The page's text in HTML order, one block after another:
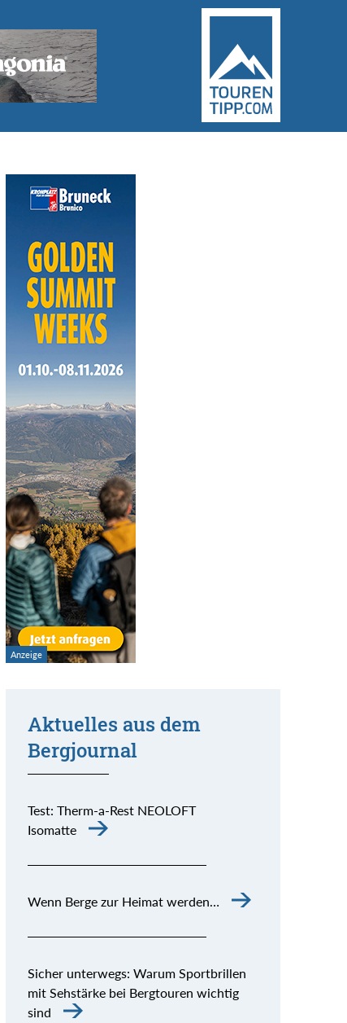
Aktuelles aus dem
Bergjournal
Test: Therm-a-Rest NEOLOFT
Isomatte
Wenn Berge zur Heimat werden…
Sicher unterwegs: Warum Sportbrillen
mit Sehstärke bei Bergtouren wichtig
sind